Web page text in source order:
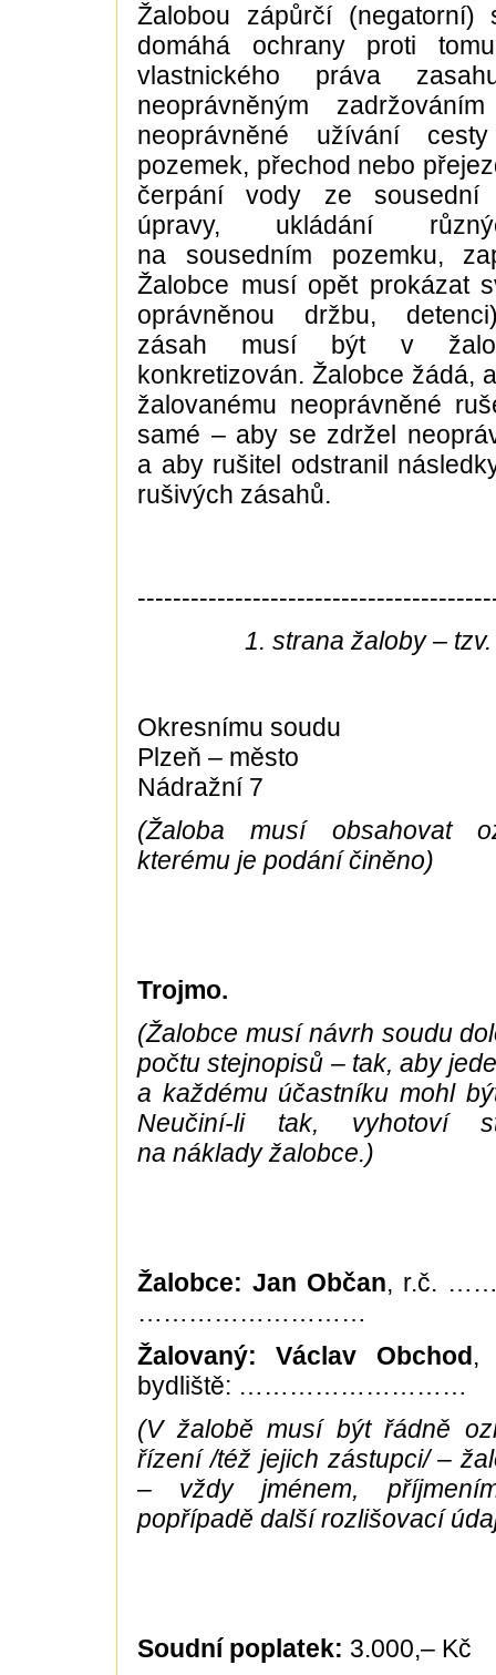
Žalobou zápůrčí (negatorní)
domáhá ochrany proti
vlastnického práva
neoprávněným
neoprávněné užívání
pozemek, přechod nebo
čerpání vody ze sousední
úpravy, ukládání
na sousedním pozemku,
Žalobce musí opět prokázat
oprávněnou držbu,
zásah musí být v
konkretizován. Žalobce žádá,
žalovanému neoprávněné
samé – aby se zdržel
a aby rušitel odstranil
rušivých zásahů.
1. strana žaloby –
Okresnímu soudu
Plzeň – město
Nádražní 7
(Žaloba musí obsahovat
kterému je podání činěno)
Trojmo.
(Žalobce musí návrh soudu
počtu stejnopisů – tak, aby
a každému účastníku mohl
Neučiní-li tak, vyhotoví
na náklady žalobce.)
Žalobce: Jan Občan, r.č.
………………………
Žalovaný: Václav Obchod,
bydliště: ………………………
(V žalobě musí být řádně
řízení /též jejich zástupci/ –
– vždy jménem,
popřípadě další rozlišovací
Soudní poplatek: 3.000,– Kč